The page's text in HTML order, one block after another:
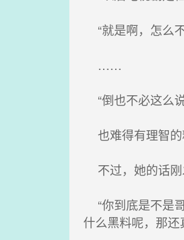
“就是啊，怎么
……
“倒也不必这么
也难得有理智的
不过，她的话刚
“你到底是不是
什么黑料呢，那